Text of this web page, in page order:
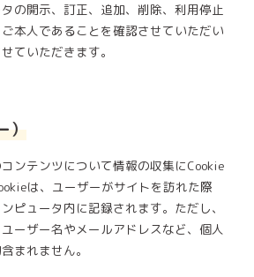
の開示、訂正、追加、削除、利用停止
本人であることを確認させていただい
ていただきます。
）
ンテンツについて情報の収集にCookie
は、ユーザーがサイトを訪れた際
ピュータ内に記録されます。ただし、
ーザー名やメールアドレスなど、個人
まれません。